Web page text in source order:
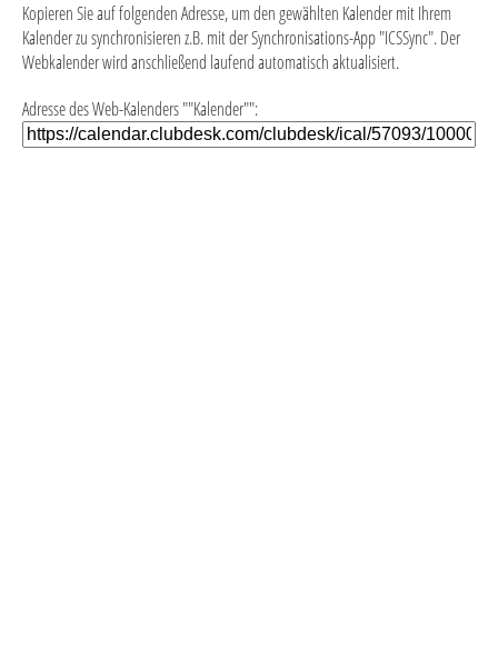
Kopieren Sie auf folgenden Adresse, um den gewählten Kalender mit Ihrem
Kalender zu synchronisieren z.B. mit der Synchronisations-App "ICSSync". Der
Webkalender wird anschließend laufend automatisch aktualisiert.
Adresse des Web-Kalenders ""Kalender"":